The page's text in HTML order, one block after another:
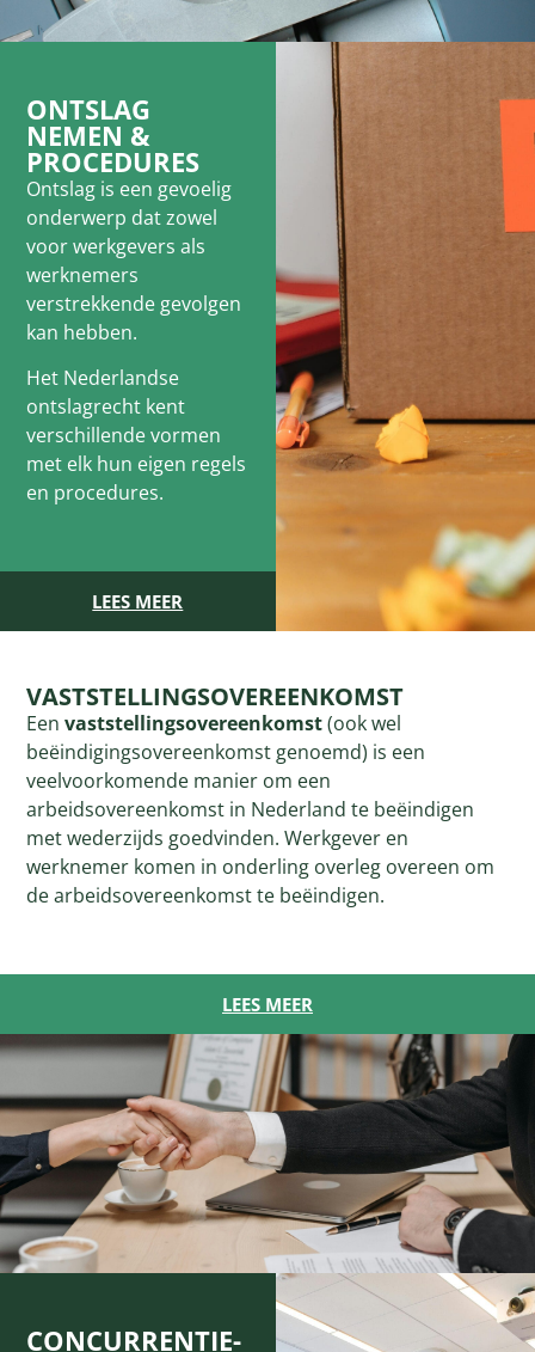
ONTSLAG
NEMEN &
PROCEDURES
Ontslag is een gevoelig
onderwerp dat zowel
voor werkgevers als
werknemers
verstrekkende gevolgen
kan hebben.
Het Nederlandse
ontslagrecht kent
verschillende vormen
met elk hun eigen regels
en procedures.
LEES MEER
VASTSTELLINGSOVEREENKOMST
Eenvaststellingsovereenkomst(ook wel
beëindigingsovereenkomst genoemd) is een
veelvoorkomende manier om een
arbeidsovereenkomst in Nederland te beëindigen
met wederzijds goedvinden. Werkgever en
werknemer komen in onderling overleg overeen om
de arbeidsovereenkomst te beëindigen.
LEES MEER
CONCURRENTIE-